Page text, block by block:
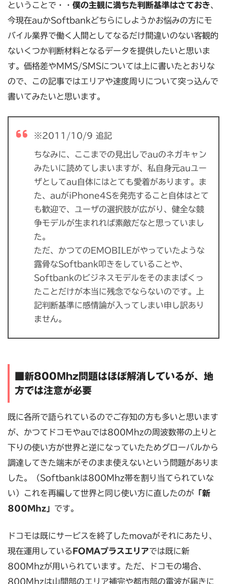
ということで・・ 僕の主観に満ちた判断基準はさておき、
今現在auかSoftbankどちらにしようかお悩みの方にモ
バイル業界で働く人間としてなるだけ間違いのない客観的
ないくつか判断材料となるデータを提供したいと思いま
す。価格差やMMS/SMSについては上に書いたとおりな
ので、この記事ではエリアや速度周りについて突っ込んで
書いてみたいと思います。
※2011/10/9 追記
ちなみに、ここまでの見出しでauのネガキャン
みたいに読めてしまいますが、私自身元auユー
ザとしてau自体にはとても愛着があります。ま
た、auがiPhone4Sを発売すること自体はとて
も歓迎で、ユーザの選択肢が広がり、健全な競
争モデルが生まれれば素敵だなと思っていまし
た。
ただ、かつてのEMOBILEがやっていたような
露骨なSoftbank叩きをしていることや、
Softbankのビジネスモデルをそのままぱくっ
たことだけが本当に残念でならないのです。上
記判断基準に感情論が入ってしまい申し訳あり
ません。
■新800Mhz問題はほぼ解消しているが、地
方では注意が必要
既に各所で語られているのでご存知の方も多いと思います
が、かつてドコモやauでは800Mhzの周波数帯の上りと
下りの使い方が世界と逆になっていたためグローバルから
調達してきた端末がそのまま使えないという問題がありま
した。（Softbankは800Mhz帯を割り当てられていな
い）これを再編して世界と同じ使い方に直したのが 「新
800Mhz」 です。
ドコモは既にサービスを終了したmovaがそれにあたり、
現在運用している FOMAプラスエリアでは既に新
800Mhzが用いられています。ただ、ドコモの場合、
800Mhzは山間部のエリア補完や都市部の電波が届きに